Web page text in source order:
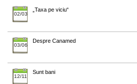
02/03
„Taxa pe viciu“
03/06
Despre Canamed
12/11
Sunt bani